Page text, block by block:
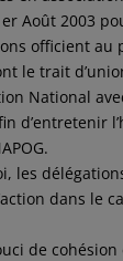
Août 2003
officient au
le trait
National
d’entretenir
les
dans le
de cohésion